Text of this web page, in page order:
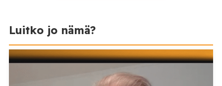
Luitko jo nämä?